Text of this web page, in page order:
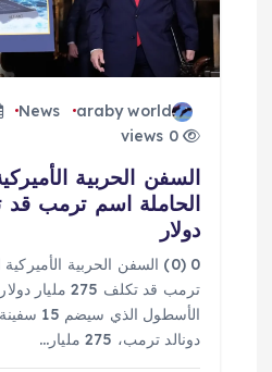
araby world
News
0 views
السفن الحربية
دولار
0 (0) السفن الحربية
ترمب قد تكلف 275
الأسطول
دونالد ترمب، 275 مليار…